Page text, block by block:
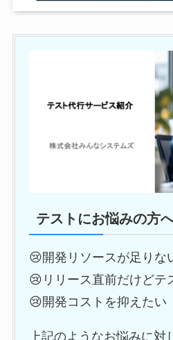
テストにお悩みの方
😢開発リソースが足りな
😢リリース直前だけどテ
😢開発コストを抑えたい
上記のようなお悩みに対